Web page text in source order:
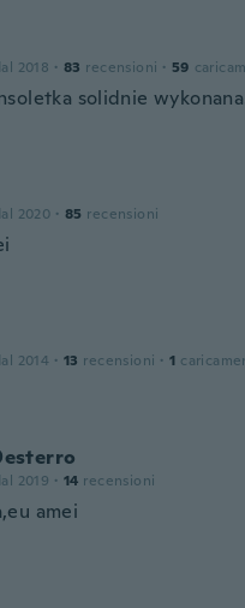
2018 · 83 recensioni · 59
solidnie
2020 · 85 recensioni
2014 · 13 recensioni · 1
2019 · 14 recensioni
amei